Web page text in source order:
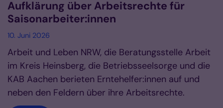
Aufklärung über Arbeitsrechte für
Saisonarbeiter:innen
10. Juni 2026
Arbeit und Leben NRW, die Beratungsstelle Arbeit
im Kreis Heinsberg, die Betriebsseelsorge und die
KAB Aachen berieten Erntehelfer:innen auf und
neben den Feldern über ihre Arbeitsrechte.